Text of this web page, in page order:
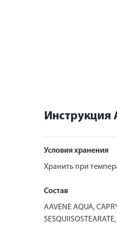
Инструкция
Условия хранения
Хранить при
Состав
AAVENE AQUA,